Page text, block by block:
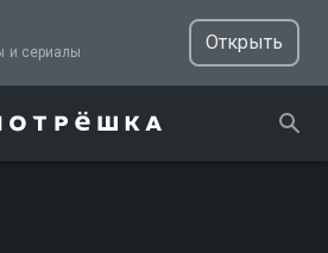
ТВ, фильмы и сериалы
Открыть